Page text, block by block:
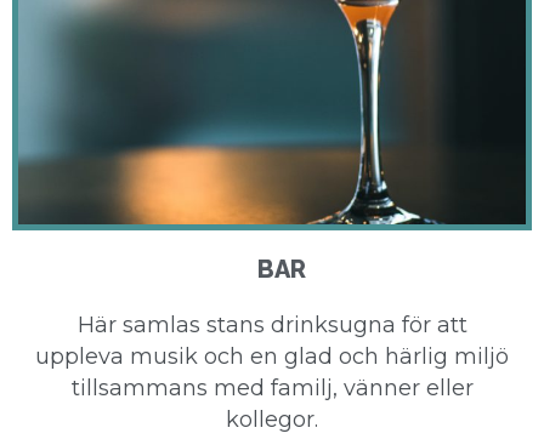
BAR
Här samlas stans drinksugna för att
uppleva musik och en glad och härlig miljö
tillsammans med familj, vänner eller
kollegor.